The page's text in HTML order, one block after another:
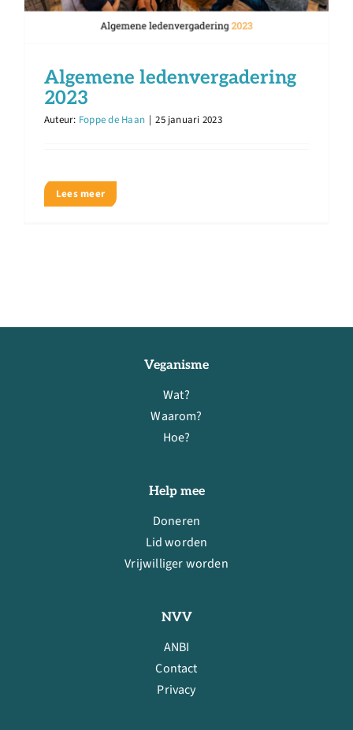
Algemene ledenvergadering
2023
Auteur: Foppe de Haan | 25 januari 2023
Lees meer
Veganisme
Wat?
Waarom?
Hoe?
Help mee
Doneren
Lid worden
Vrijwilliger worden
NVV
ANBI
Contact
Privacy